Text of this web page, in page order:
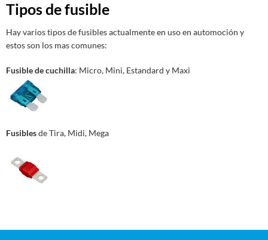
Tipos de fusible
Hay varios tipos de fusibles actualmente en uso en automoción y
estos son los mas comunes:
Fusible de cuchilla: Micro, Mini, Estandard y Maxi
Fusiblesde Tira, Midi, Mega